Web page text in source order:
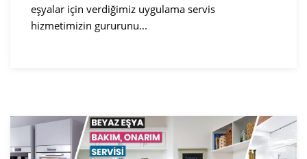
eşyalar için verdiğimiz uygulama servis
hizmetimizin gururunu...